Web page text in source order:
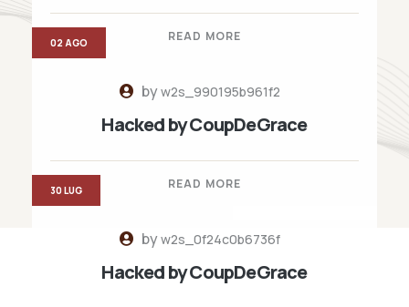
READ MORE
byw2s_990195b961f2
Hacked by CoupDeGrace
READ MORE
02 AGO
byw2s_0f24c0b6736f
Hacked by CoupDeGrace
30 LUG